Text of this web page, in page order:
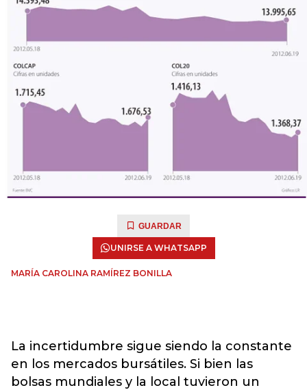
GUARDAR
UNIRSE A WHATSAPP
MARÍA CAROLINA RAMÍREZ BONILLA
La incertidumbre sigue siendo la constante
en los mercados bursátiles. Si bien las
bolsas mundiales y la local tuvieron un